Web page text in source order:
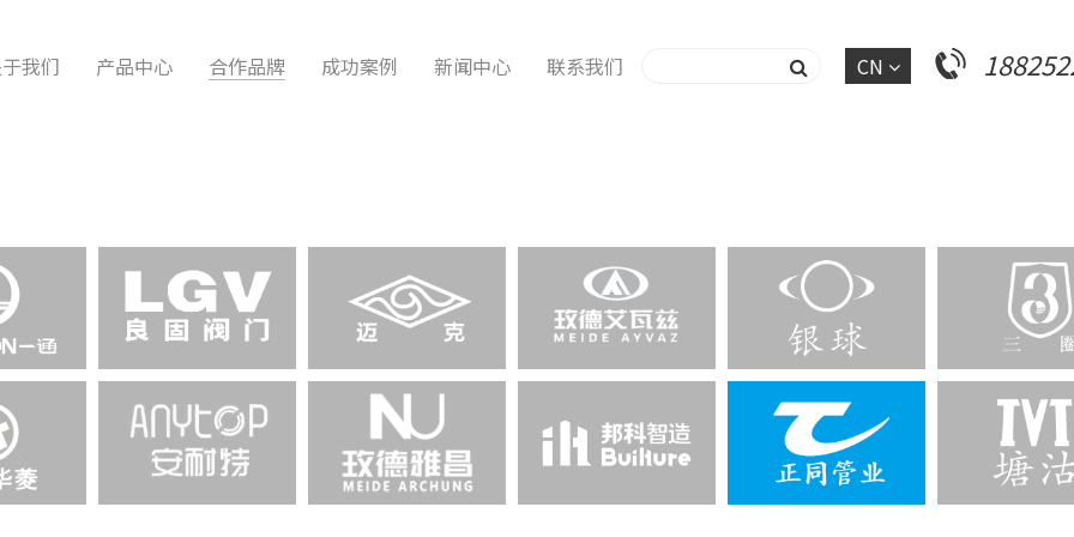
CN
我们 产品中心 合作品牌 成功案例 新闻中心 联系我们